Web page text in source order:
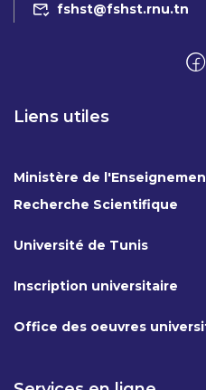
fshst@fshst.rnu.tn
Liens utiles
Ministère de
Recherche Scientifique
Université de Tunis
Inscription universitaire
Office des oeuvres